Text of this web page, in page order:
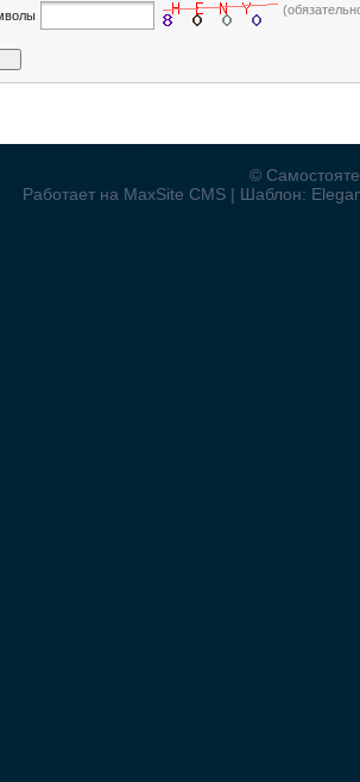
©
Работает на MaxSite CMS | Шаблон: